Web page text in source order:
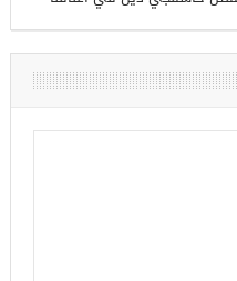
الإنسانية في 2017
خاشقجي دين في أعناقنا